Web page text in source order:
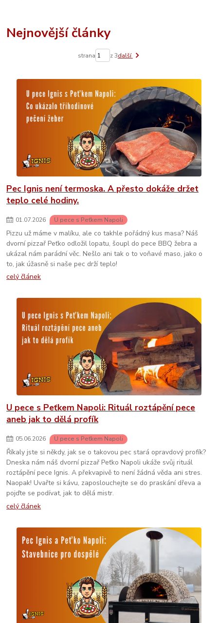
Nejnovější články
strana z 3další
Pec Ignis není termoska. A přesto dokáže držet
teplo celé hodiny.
01.07.2026 U pece s Peťkem Napoli
Pizzu už máme v malíku, ale co takhle pořádný kus masa? Náš
dvorní pizzař Peťko odložil lopatu, šoupl do pece BBQ žebra a
ukázal nám parádní věc. Nešlo ani tak o to voňavé maso, jako o
to, jak úžasně si naše pec drží teplo!
celý článek
U pece s Peťkem Napoli: Rituál roztápění pece
aneb jak to dělá profík
05.06.2026 U pece s Peťkem Napoli
Říkaly jste si někdy, jak se o takovou pec stará opravdový profík?
Dneska nám náš dvorní pizzař Peťko Napoli ukáže svůj rituál
roztápění pece Ignis. A překvapivě to není žádná věda ani stres.
Naopak! Uvařte si kávu, zaposlouchejte se do praskání dřeva a
pojďte se podívat, jak to dělá mistr.
celý článek